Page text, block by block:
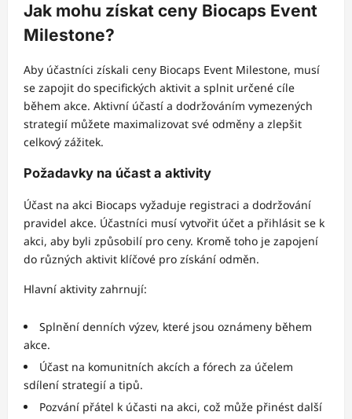
Jak mohu získat ceny Biocaps Event
Milestone?
Aby účastníci získali ceny Biocaps Event Milestone, musí
se zapojit do specifických aktivit a splnit určené cíle
během akce. Aktivní účastí a dodržováním vymezených
strategií můžete maximalizovat své odměny a zlepšit
celkový zážitek.
Požadavky na účast a aktivity
Účast na akci Biocaps vyžaduje registraci a dodržování
pravidel akce. Účastníci musí vytvořit účet a přihlásit se k
akci, aby byli způsobilí pro ceny. Kromě toho je zapojení
do různých aktivit klíčové pro získání odměn.
Hlavní aktivity zahrnují:
Splnění denních výzev, které jsou oznámeny během
akce.
Účast na komunitních akcích a fórech za účelem
sdílení strategií a tipů.
Pozvání přátel k účasti na akci, což může přinést další